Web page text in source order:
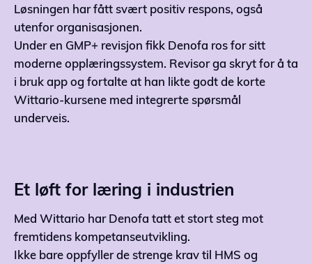
Løsningen har fått svært positiv respons, også
utenfor organisasjonen.
Under en GMP+ revisjon fikk Denofa ros for sitt
moderne opplæringssystem. Revisor ga skryt for å ta
i bruk app og fortalte at han likte godt de korte
Wittario-kursene med integrerte spørsmål
underveis.
Et løft for læring i industrien
Med Wittario har Denofa tatt et stort steg mot
fremtidens kompetanseutvikling.
Ikke bare oppfyller de strenge krav til HMS og